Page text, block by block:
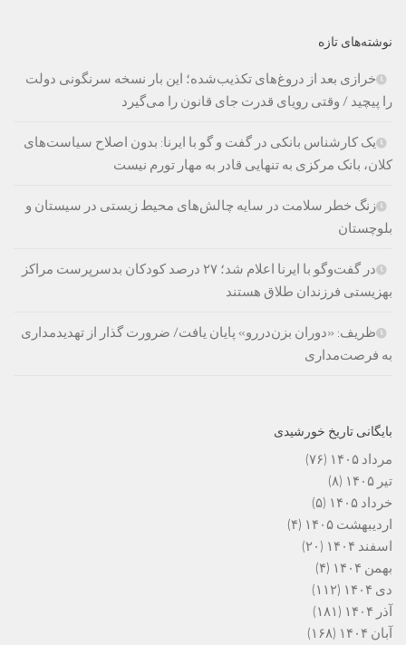
نوشته‌های تازه
خرازی بعد از دروغ‌های تکذیب‌شده؛ این بار نسخه سرنگونی دولت
را پیچید / وقتی رویای قدرت جای قانون را می‌گیرد
یک کارشناس بانکی در گفت و گو با ایرنا: بدون اصلاح سیاست‌های
کلان، بانک مرکزی به تنهایی قادر به مهار تورم نیست
زنگ خطر سلامت در سایه چالش‌های محیط زیستی در سیستان و
بلوچستان
در گفت‌وگو با ایرنا اعلام شد؛ ۲۷ درصد کودکان بدسرپرست مراکز
بهزیستی فرزندان طلاق هستند
ظریف: «دوران بزن‌دررو» پایان یافت/ ضرورت گذار از تهدیدمداری
به فرصت‌مداری
بایگانی تاریخ خورشیدی
مرداد ۱۴۰۵
(۷۶)
تیر ۱۴۰۵
(۸)
خرداد ۱۴۰۵
(۵)
اردیبهشت ۱۴۰۵
(۴)
اسفند ۱۴۰۴
(۲۰)
بهمن ۱۴۰۴
(۴)
دی ۱۴۰۴
(۱۱۲)
آذر ۱۴۰۴
(۱۸۱)
آبان ۱۴۰۴
(۱۶۸)